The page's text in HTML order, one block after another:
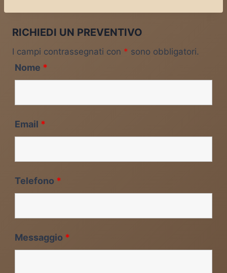
RICHIEDI UN PREVENTIVO
I campi contrassegnati con * sono obbligatori.
Nome *
Email *
Telefono *
Messaggio *